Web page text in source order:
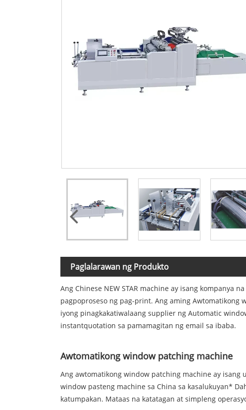
Paglalarawan ng Produkto
Ang Chinese NEW STAR machine ay isang
pagpoproseso ng pag-print. Ang aming
iyong pinagkakatiwalaang supplier ng Automatic
instantquotation sa pamamagitan ng email sa ibaba.
Awtomatikong window patching machine
Ang awtomatikong window patching machine ay
window pasteng machine sa China sa kasalukuyan*
katumpakan. Mataas na katatagan at simpleng